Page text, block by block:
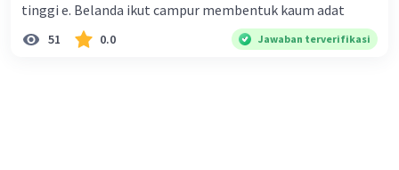
tinggi e. Belanda ikut campur membentuk kaum adat
51 0.0 Jawaban terverifikasi